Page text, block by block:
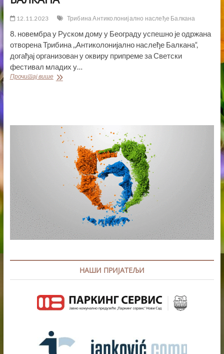
12.11.2023 Трибина Антиколонијално наслеђе Балкана
8. новембра у Руском дому у Београду успешно је одржана
отворена Трибина ,,Антиколонијално наслеђе Балкана“,
догађај организован у оквиру припреме за Светски
фестивал младих у…
Прочитај вишеУСПЕШНО
НАШИ ПРИЈАТЕЉИ